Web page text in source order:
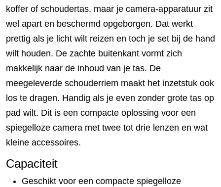
koffer of schoudertas, maar je camera-apparatuur zit
wel apart en beschermd opgeborgen. Dat werkt
prettig als je licht wilt reizen en toch je set bij de hand
wilt houden. De zachte buitenkant vormt zich
makkelijk naar de inhoud van je tas. De
meegeleverde schouderriem maakt het inzetstuk ook
los te dragen. Handig als je even zonder grote tas op
pad wilt. Dit is een compacte oplossing voor een
spiegelloze camera met twee tot drie lenzen en wat
kleine accessoires.
Capaciteit
Geschikt voor een compacte spiegelloze